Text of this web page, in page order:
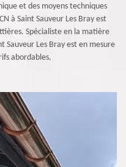
et des moyens techniques
à Saint Sauveur Les Bray est
Spécialiste en la matière
Sauveur Les Bray est en mesure
abordables.